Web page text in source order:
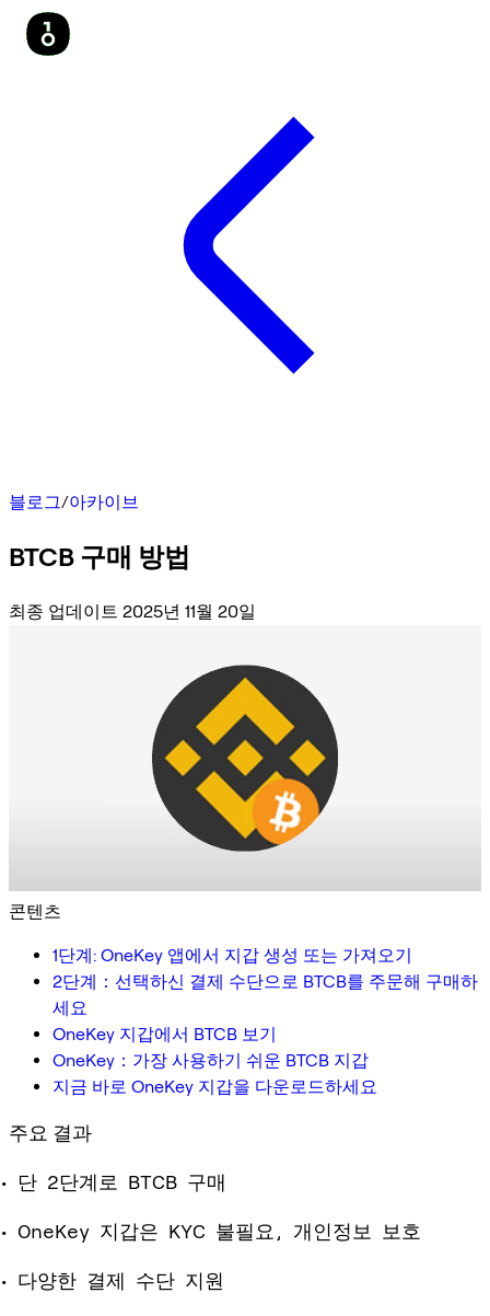
블로그/아카이브
BTCB 구매 방법
최종 업데이트 2025년 11월 20일
콘텐츠
1단계: OneKey 앱에서 지갑 생성 또는 가져오기
2단계：선택하신 결제 수단으로 BTCB를 주문해 구매하
세요
OneKey 지갑에서 BTCB 보기
OneKey：가장 사용하기 쉬운 BTCB 지갑
지금 바로 OneKey 지갑을 다운로드하세요
주요 결과
단 2단계로 BTCB 구매
OneKey 지갑은 KYC 불필요, 개인정보 보호
다양한 결제 수단 지원